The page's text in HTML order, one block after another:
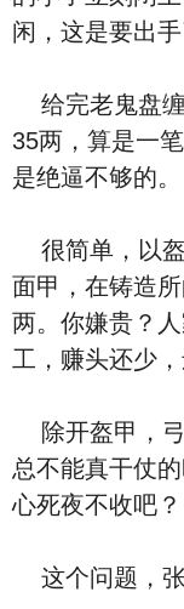
闲，这是要出手
给完老鬼盘缠
35两，算是一
是绝逼不够的。
很简单，以盔
面甲，在铸造
两。你嫌贵？
工，赚头还少
除开盔甲，弓
总不能真干仗
心死夜不收吧？
这个问题，张